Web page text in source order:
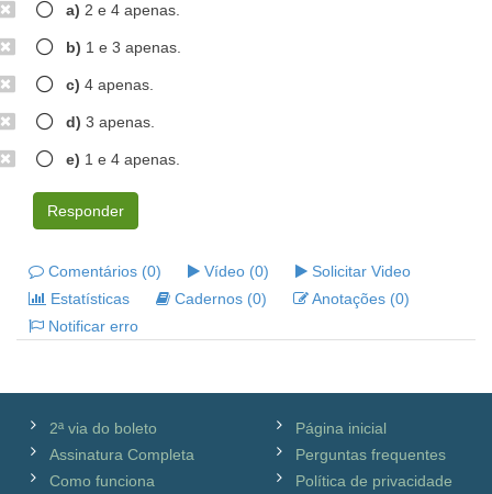
a) 2 e 4 apenas.
b) 1 e 3 apenas.
c) 4 apenas.
d) 3 apenas.
e) 1 e 4 apenas.
Responder
Comentários (0) Vídeo (0)
Solicitar Video
Estatísticas
Cadernos (0)
Anotações (0)
Notificar erro
2ª via do boleto
Assinatura Completa
Como funciona
Página inicial
Perguntas frequentes
Política de privacidade